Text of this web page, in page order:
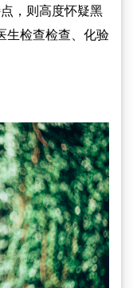
，则高度怀疑黑
生检查检查、化验